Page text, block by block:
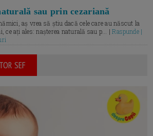
sau prin cezariană
aș vrea să știu dacă cele care au născut la
ce ați ales: nașterea naturală sau p... |Raspunde |
SEF